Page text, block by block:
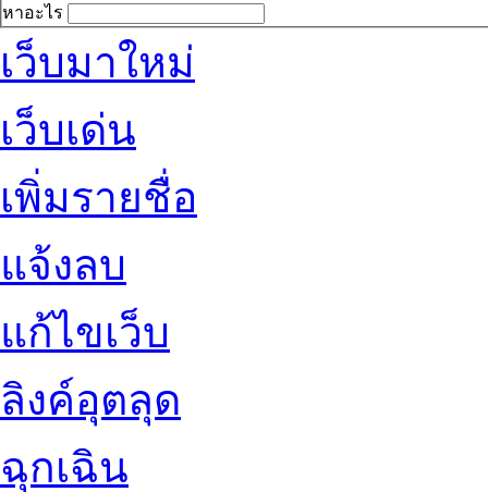
หาอะไร
เว็บมาใหม่
เว็บเด่น
เพิ่มรายชื่อ
แจ้งลบ
แก้ไขเว็บ
ลิงค์อุตลุด
ฉุกเฉิน